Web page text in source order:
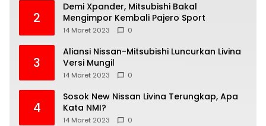
2
Demi Xpander, Mitsubishi Bakal
Mengimpor Kembali Pajero Sport
14 Maret 2023 0
3
Aliansi Nissan-Mitsubishi Luncurkan Livina
Versi Mungil
14 Maret 2023 0
4
Sosok New Nissan Livina Terungkap, Apa
Kata NMI?
14 Maret 2023 0